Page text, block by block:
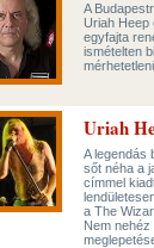
A
Uriah Heep
egyfajta
ismételten
Uriah
A legendás
sőt néha a
címmel
a The
Nem